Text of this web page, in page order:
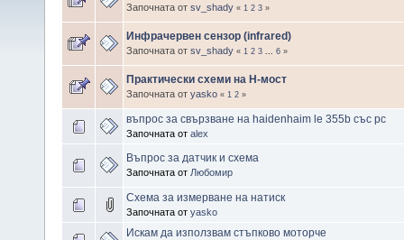
Започната от sv_shady « 1 2 3 »
Инфрачервен сензор (infrared)
Започната от sv_shady « 1 2 3 6 »
Практически схеми на H-мост
Започната от yasko « 1 2 »
въпрос за свързване на haidenhaim le 355b със pc
Започната от alex
Въпрос за датчик и схема
Започната от Любомир
Схема за измерване на натиск
Започната от yasko
Искам да използвам стъпково моторче